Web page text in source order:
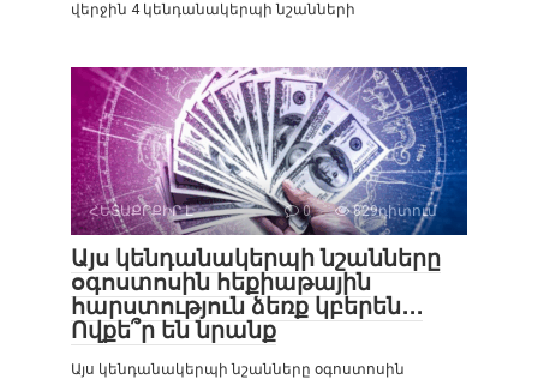
վերջին 4 կենդանակերպի նշանների
ՀԵՏԱՔՐՔԻՐ Է 0 829դիտում
Այս կենդանակերպի նշանները
օգոստոսին հեքիաթային
հարստություն ձեռք կբերեն․․․
Ովքե՞ր են նրանք
Այս կենդանակերպի նշանները օգոստոսին